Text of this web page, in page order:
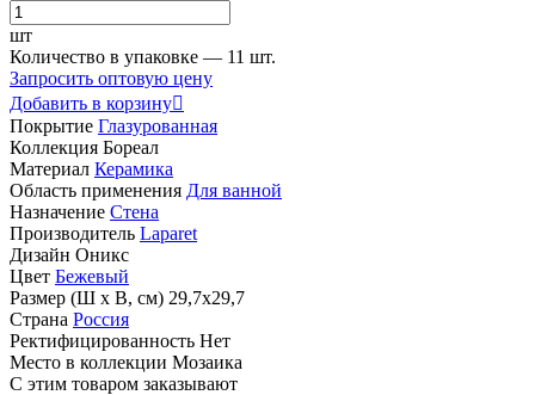
шт
Количество в упаковке — 11 шт.
Запросить оптовую цену
Добавить в корзину
Покрытие Глазурованная
Коллекция Бореал
Материал Керамика
Область применения Для ванной
Назначение Стена
Производитель Laparet
Дизайн Оникс
Цвет Бежевый
Размер (Ш х В, см) 29,7х29,7
Страна Россия
Ректифицированность Нет
Место в коллекции Мозаика
С этим товаром заказывают